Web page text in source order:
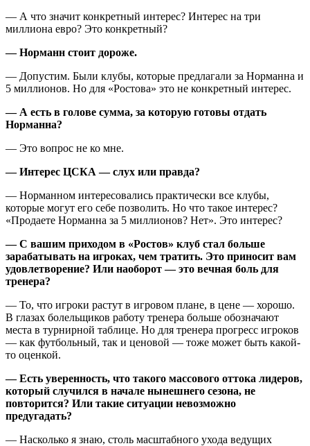
— А что значит конкретный интерес? Интерес на три
миллиона евро? Это конкретный?
— Норманн стоит дороже.
— Допустим. Были клубы, которые предлагали за Норманна и
5 миллионов. Но для «Ростова» это не конкретный интерес.
— А есть в голове сумма, за которую готовы отдать
Норманна?
— Это вопрос не ко мне.
— Интерес ЦСКА — слух или правда?
— Норманном интересовались практически все клубы,
которые могут его себе позволить. Но что такое интерес?
«Продаете Норманна за 5 миллионов? Нет». Это интерес?
— С вашим приходом в «Ростов» клуб стал больше
зарабатывать на игроках, чем тратить. Это приносит вам
удовлетворение? Или наоборот — это вечная боль для
тренера?
— То, что игроки растут в игровом плане, в цене — хорошо.
В глазах болельщиков работу тренера больше обозначают
места в турнирной таблице. Но для тренера прогресс игроков
— как футбольный, так и ценовой — тоже может быть какой-
то оценкой.
— Есть уверенность, что такого массового оттока лидеров,
который случился в начале нынешнего сезона, не
повторится? Или такие ситуации невозможно
предугадать?
— Насколько я знаю, столь масштабного ухода ведущих